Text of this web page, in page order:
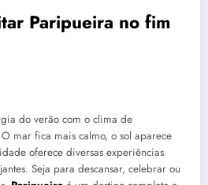
Paripueira no fim
do verão com o clima de
mar fica mais calmo, o sol aparece
oferece diversas experiências
Seja para descansar, celebrar ou